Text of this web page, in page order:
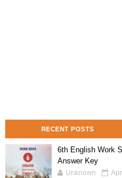
RECENT POSTS
6th English Work
Answer Key
Unknown